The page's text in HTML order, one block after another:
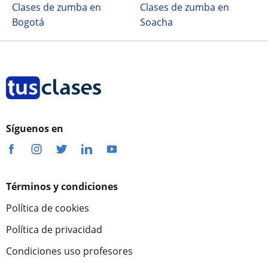
Clases de zumba en
Bogotá
Clases de zumba en
Soacha
Síguenos en
Términos y condiciones
Política de cookies
Política de privacidad
Condiciones uso profesores